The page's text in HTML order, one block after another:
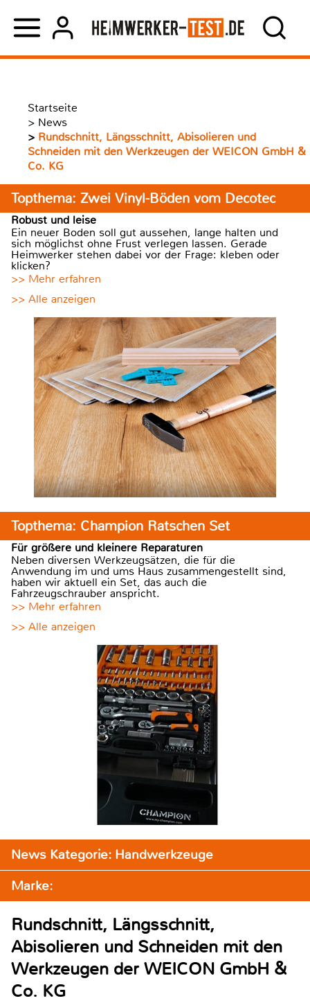
Startseite
> News
> Rundschnitt, Längsschnitt, Abisolieren und
Schneiden mit den Werkzeugen der WEICON GmbH &
Co. KG
Topthema: Zwei Vinyl-Böden vom Decotec
Robust und leise
Ein neuer Boden soll gut aussehen, lange halten und
sich möglichst ohne Frust verlegen lassen. Gerade
Heimwerker stehen dabei vor der Frage: kleben oder
klicken?
>> Mehr erfahren
>> Alle anzeigen
Topthema: Champion Ratschen Set
Für größere und kleinere Reparaturen
Neben diversen Werkzeugsätzen, die für die
Anwendung im und ums Haus zusammengestellt sind,
haben wir aktuell ein Set, das auch die
Fahrzeugschrauber anspricht.
>> Mehr erfahren
>> Alle anzeigen
News Kategorie: Handwerkzeuge
Marke:
Rundschnitt, Längsschnitt,
Abisolieren und Schneiden mit den
Werkzeugen der WEICON GmbH &
Co. KG